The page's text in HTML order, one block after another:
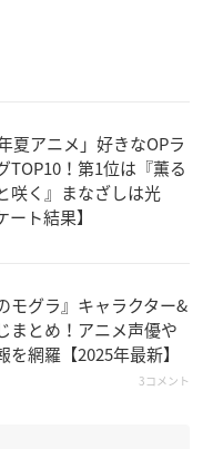
夏アニメ」好きなOPラ
TOP10！第1位は『薫る
咲く』まなざしは光
ート結果】
モグラ』キャラクター&
まとめ！アニメ声優や
を網羅【2025年最新】
3コメント